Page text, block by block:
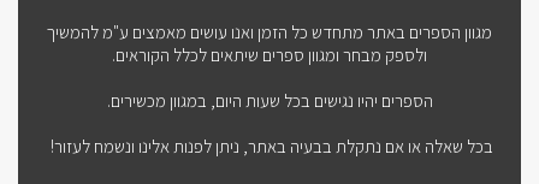
מגוון הספרים באתר מתחדש כל הזמן ואנו עושים מאמצים ע"מ להמשיך
ולספק מבחר ומגוון ספרים שיתאים לכלל הקוראים.
הספרים יהיו נגישים בכל שעות היום, במגוון מכשירים.
בכל שאלה או אם נתקלת בבעיה באתר, ניתן לפנות אלינו ונשמח לעזור!